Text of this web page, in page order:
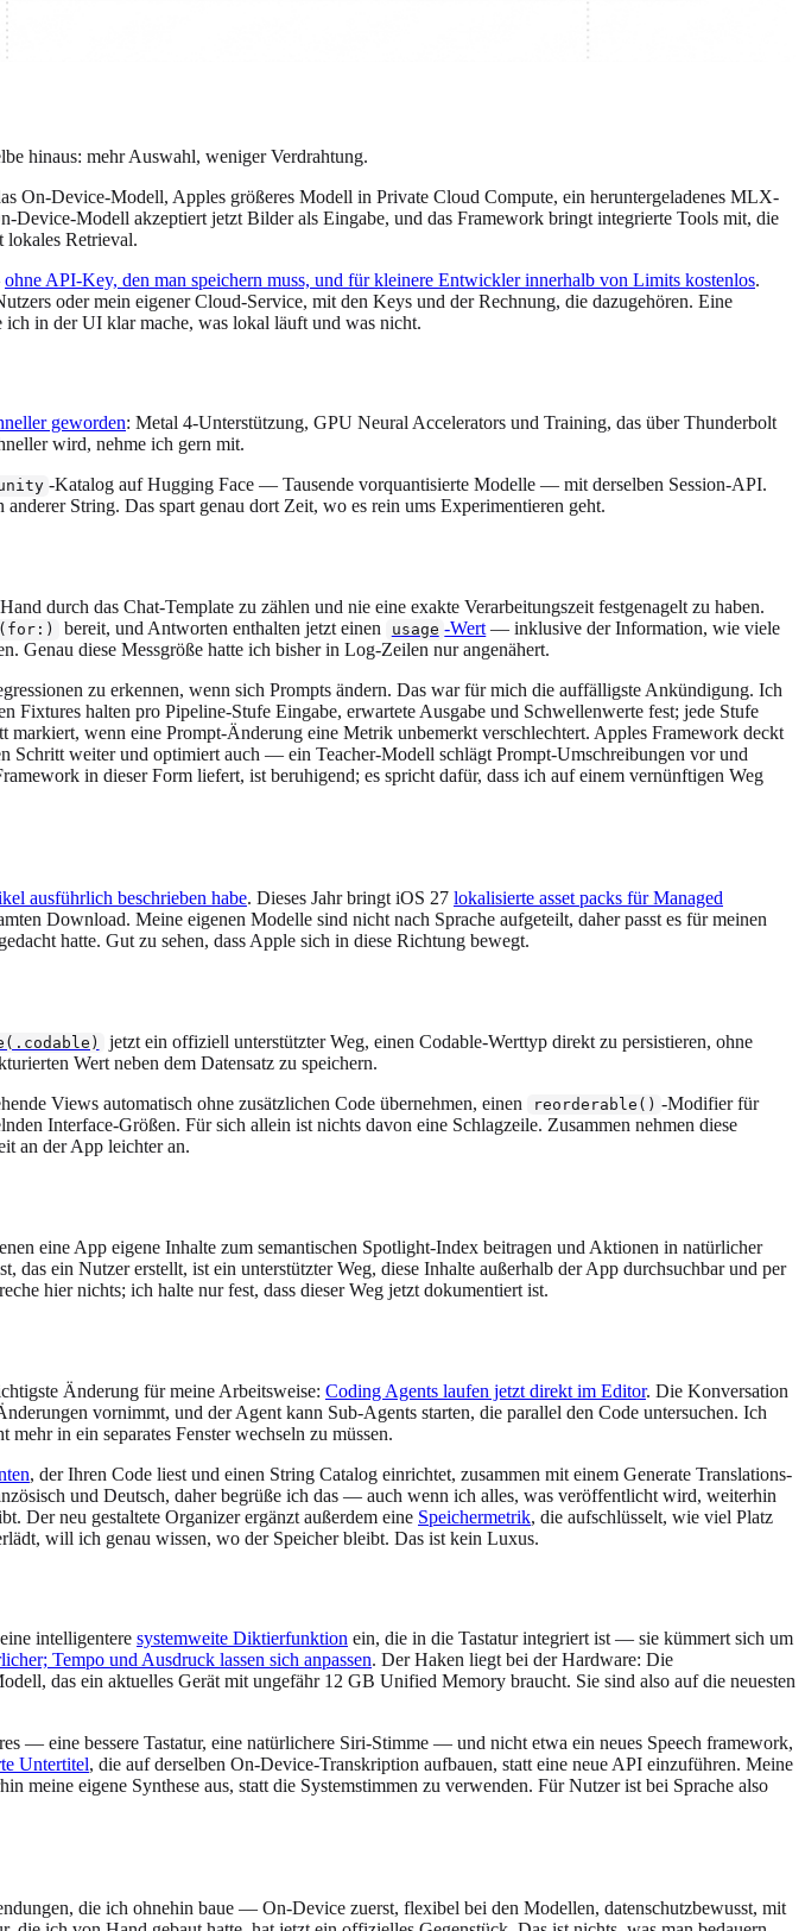
hinaus: mehr Auswahl, weniger Verdrahtung.
On-Device-Modell, Apples größeres Modell in Private Cloud Compute, ein heruntergeladenes MLX-
Modell akzeptiert jetzt Bilder als Eingabe, und das Framework bringt integrierte Tools mit, die
lokales Retrieval.
ohne API-Key, den man speichern muss, und für kleinere Entwickler innerhalb von Limits kostenlos.
oder mein eigener Cloud-Service, mit den Keys und der Rechnung, die dazugehören. Eine
in der UI klar mache, was lokal läuft und was nicht.
geworden: Metal 4-Unterstützung, GPU Neural Accelerators und Training, das über Thunderbolt
wird, nehme ich gern mit.
-Katalog auf Hugging Face — Tausende vorquantisierte Modelle — mit derselben Session-API.
String. Das spart genau dort Zeit, wo es rein ums Experimentieren geht.
durch das Chat-Template zu zählen und nie eine exakte Verarbeitungszeit festgenagelt zu haben.
bereit, und Antworten enthalten jetzt einen usage -Wert — inklusive der Information, wie viele
Genau diese Messgröße hatte ich bisher in Log-Zeilen nur angenähert.
zu erkennen, wenn sich Prompts ändern. Das war für mich die auffälligste Ankündigung. Ich
halten pro Pipeline-Stufe Eingabe, erwartete Ausgabe und Schwellenwerte fest; jede Stufe
wenn eine Prompt-Änderung eine Metrik unbemerkt verschlechtert. Apples Framework deckt
Schritt weiter und optimiert auch — ein Teacher-Modell schlägt Prompt-Umschreibungen vor und
in dieser Form liefert, ist beruhigend; es spricht dafür, dass ich auf einem vernünftigen Weg
ausführlich beschrieben habe. Dieses Jahr bringt iOS 27 lokalisierte asset packs für Managed
Download. Meine eigenen Modelle sind nicht nach Sprache aufgeteilt, daher passt es für meinen
hatte. Gut zu sehen, dass Apple sich in diese Richtung bewegt.
jetzt ein offiziell unterstützter Weg, einen Codable-Werttyp direkt zu persistieren, ohne
Wert neben dem Datensatz zu speichern.
Views automatisch ohne zusätzlichen Code übernehmen, einen reorderable() -Modifier für
Interface-Größen. Für sich allein ist nichts davon eine Schlagzeile. Zusammen nehmen diese
an der App leichter an.
eine App eigene Inhalte zum semantischen Spotlight-Index beitragen und Aktionen in natürlicher
ein Nutzer erstellt, ist ein unterstützter Weg, diese Inhalte außerhalb der App durchsuchbar und per
hier nichts; ich halte nur fest, dass dieser Weg jetzt dokumentiert ist.
Änderung für meine Arbeitsweise: Coding Agents laufen jetzt direkt im Editor. Die Konversation
vornimmt, und der Agent kann Sub-Agents starten, die parallel den Code untersuchen. Ich
in ein separates Fenster wechseln zu müssen.
, der Ihren Code liest und einen String Catalog einrichtet, zusammen mit einem Generate Translations-
und Deutsch, daher begrüße ich das — auch wenn ich alles, was veröffentlicht wird, weiterhin
Der neu gestaltete Organizer ergänzt außerdem eine Speichermetrik, die aufschlüsselt, wie viel Platz
will ich genau wissen, wo der Speicher bleibt. Das ist kein Luxus.
intelligentere systemweite Diktierfunktion ein, die in die Tastatur integriert ist — sie kümmert sich um
Tempo und Ausdruck lassen sich anpassen. Der Haken liegt bei der Hardware: Die
das ein aktuelles Gerät mit ungefähr 12 GB Unified Memory braucht. Sie sind also auf die neuesten
— eine bessere Tastatur, eine natürlichere Siri-Stimme — und nicht etwa ein neues Speech framework,
Untertitel, die auf derselben On-Device-Transkription aufbauen, statt eine neue API einzuführen. Meine
eigene Synthese aus, statt die Systemstimmen zu verwenden. Für Nutzer ist bei Sprache also
die ich ohnehin baue — On-Device zuerst, flexibel bei den Modellen, datenschutzbewusst, mit